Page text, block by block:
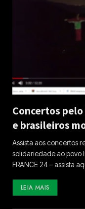
Concertos
e brasileiros
Assista aos concertos
solidariedade ao povo
FRANCE 24 – assista
LEIA MAIS